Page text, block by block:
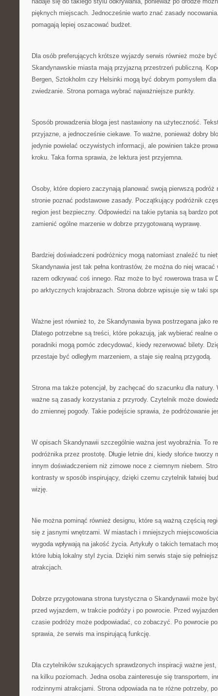
pięknych miejscach. Jednocześnie warto znać zasady
pomagają lepiej oszacować budżet.
Dla osób preferujących krótsze wyjazdy serwis również może być
Skandynawskie miasta mają przyjazną przestrzeń publiczną.
Bergen, Sztokholm czy Helsinki mogą być dobrym pomysłem
zwiedzanie. Strona pomaga wybrać najważniejsze punkty.
Sposób prowadzenia bloga jest nastawiony na użyteczność.
przyjazne, a jednocześnie ciekawe. To ważne, ponieważ dobry
jedynie powielać oczywistych informacji, ale powinien także
kroku. Taka forma sprawia, że lektura jest przyjemna.
Osoby, które dopiero zaczynają planować swoją pierwszą podróż
stronie poznać podstawowe zasady. Początkujący podróżnik
region jest bezpieczny. Odpowiedzi na takie pytania są bardzo
zamienić ogólne marzenie w dobrze przygotowaną wyprawę.
Bardziej doświadczeni podróżnicy mogą natomiast znaleźć tu
Skandynawia jest tak pełna kontrastów, że można do niej
razem odkrywać coś innego. Raz może to być rowerowa trasa w
po arktycznych krajobrazach. Strona dobrze wpisuje się w taki
Ważne jest również to, że Skandynawia bywa postrzegana jako
Dlatego potrzebne są treści, które pokazują, jak wybierać realne
poradniki mogą pomóc zdecydować, kiedy rezerwować bilety.
przestaje być odległym marzeniem, a staje się realną przygodą.
Strona ma także potencjał, by zachęcać do szacunku dla
ważne są zasady korzystania z przyrody. Czytelnik może
do zmiennej pogody. Takie podejście sprawia, że podróżowanie
W opisach Skandynawii szczególnie ważna jest wyobraźnia. To
podróżnika przez prostotę. Długie letnie dni, kiedy słońce tworzy
innym doświadczeniem niż zimowe noce z ciemnym niebem.
kontrasty w sposób inspirujący, dzięki czemu czytelnik łatwiej
wizję.
Nie można pominąć również designu, które są ważną częścią
się z jasnymi wnętrzami. W miastach i mniejszych
wygoda wpływają na jakość życia. Artykuły o takich tematach
które lubią lokalny styl życia. Dzięki nim serwis staje się
atrakcjach.
Dobrze przygotowana strona turystyczna o Skandynawii może
przed wyjazdem, w trakcie podróży i po powrocie. Przed
czasie podróży może podpowiadać, co zobaczyć. Po powrocie
sprawia, że serwis ma inspirującą funkcję.
Dla czytelników szukających sprawdzonych inspiracji ważne
na kilku poziomach. Jedna osoba zainteresuje się transportem,
rodzinnymi atrakcjami. Strona odpowiada na te różne potrzeby,